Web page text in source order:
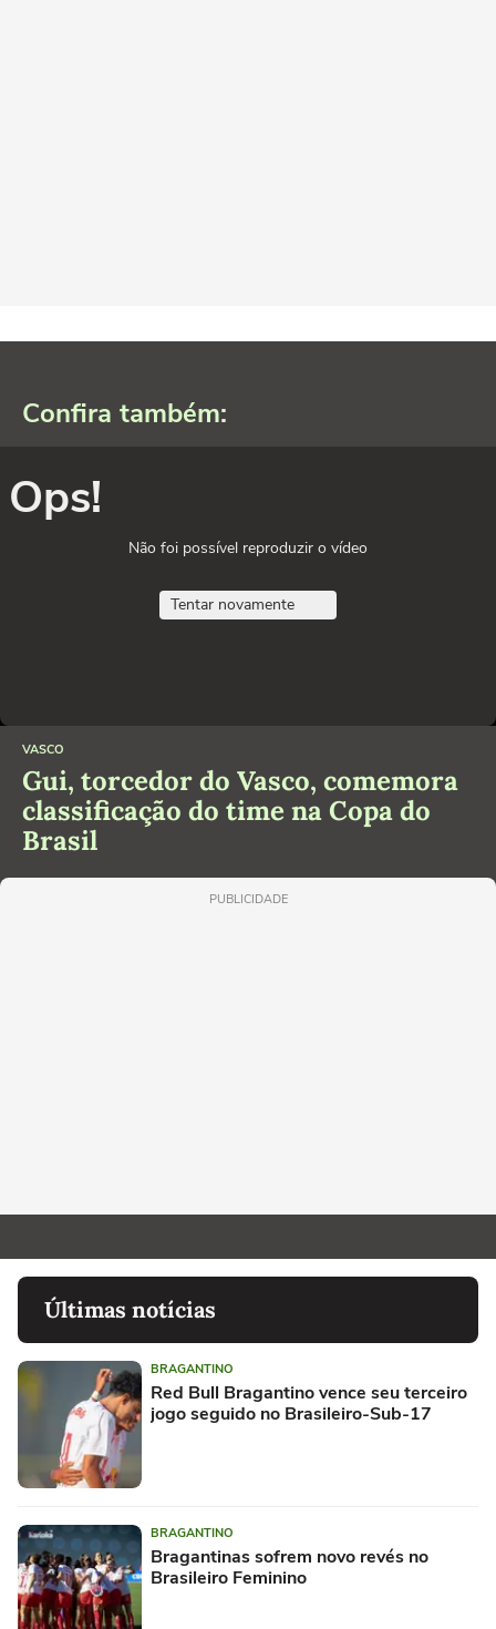
Confira também:
Ops!
Não foi possível reproduzir o vídeo
Tentar novamente
VASCO
Gui, torcedor do Vasco, comemora
classificação do time na Copa do
Brasil
PUBLICIDADE
Últimas notícias
BRAGANTINO
Red Bull Bragantino vence seu terceiro
jogo seguido no Brasileiro-Sub-17
BRAGANTINO
Bragantinas sofrem novo revés no
Brasileiro Feminino